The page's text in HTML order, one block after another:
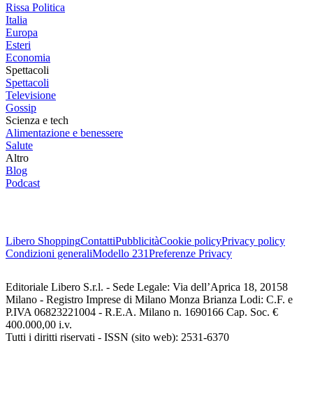
Rissa Politica
Italia
Europa
Esteri
Economia
Spettacoli
Spettacoli
Televisione
Gossip
Scienza e tech
Alimentazione e benessere
Salute
Altro
Blog
Podcast
Libero ShoppingContattiPubblicitàCookie policyPrivacy policy
Condizioni generaliModello 231Preferenze Privacy
Editoriale Libero S.r.l. - Sede Legale: Via dell’Aprica 18, 20158
Milano - Registro Imprese di Milano Monza Brianza Lodi: C.F. e
P.IVA 06823221004 - R.E.A. Milano n. 1690166 Cap. Soc. €
400.000,00 i.v.
Tutti i diritti riservati - ISSN (sito web): 2531-6370